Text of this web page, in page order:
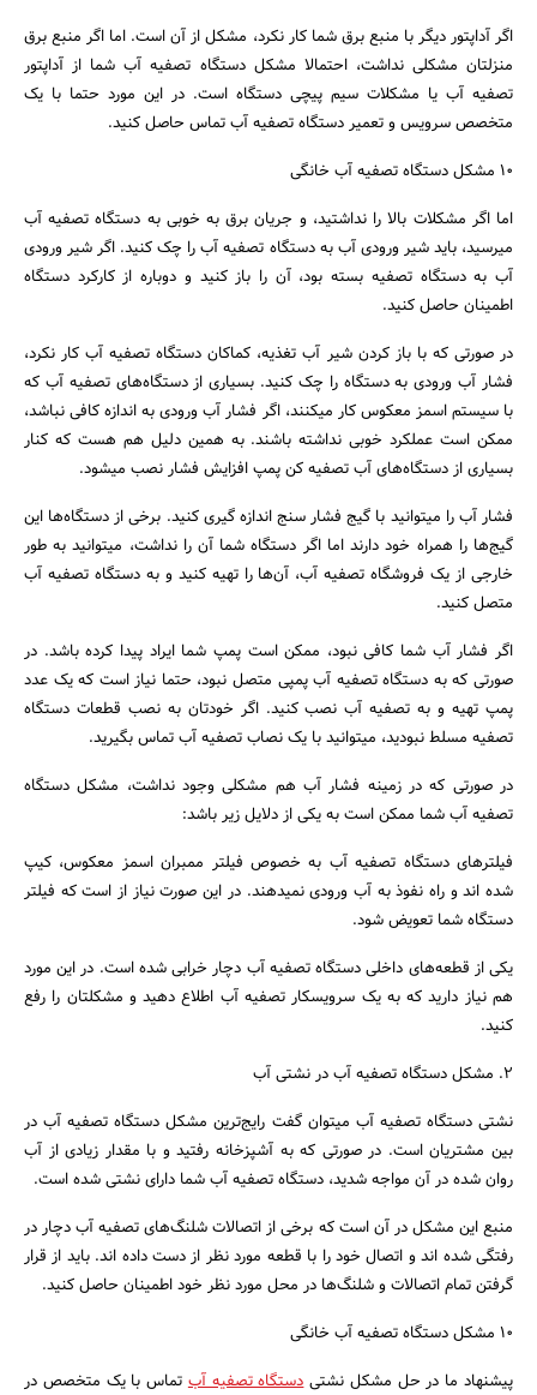
اگر آداپتور دیگر با منبع برق شما کار نکرد، مشکل از آن است. اما اگر منبع برق
منزلتان مشکلی نداشت، احتمالا مشکل دستگاه تصفیه آب شما از آداپتور
تصفیه آب یا مشکلات سیم پیچی دستگاه است. در این مورد حتما با یک
متخصص سرویس و تعمیر دستگاه تصفیه آب تماس حاصل کنید.
10 مشکل دستگاه تصفیه آب خانگی
اما اگر مشکلات بالا را نداشتید، و جریان برق به خوبی به دستگاه تصفیه آب
میرسید، باید شیر ورودی آب به دستگاه تصفیه آب را چک کنید. اگر شیر ورودی
آب به دستگاه تصفیه بسته بود، آن را باز کنید و دوباره از کارکرد دستگاه
اطمینان حاصل کنید.
در صورتی که با باز کردن شیر آب تغذیه، کماکان دستگاه تصفیه آب کار نکرد،
فشار آب ورودی به دستگاه را چک کنید. بسیاری از دستگاه‌های تصفیه آب که
با سیستم اسمز معکوس کار میکنند، اگر فشار آب ورودی به اندازه کافی نباشد،
ممکن است عملکرد خوبی نداشته باشند. به همین دلیل هم هست که کنار
بسیاری از دستگاه‌های آب تصفیه کن پمپ افزایش فشار نصب میشود.
فشار آب را میتوانید با گیج فشار سنج اندازه گیری کنید. برخی از دستگاه‌ها این
گیج‌ها را همراه خود دارند اما اگر دستگاه شما آن را نداشت، میتوانید به طور
خارجی از یک فروشگاه تصفیه آب، آن‌ها را تهیه کنید و به دستگاه تصفیه آب
متصل کنید.
اگر فشار آب شما کافی نبود، ممکن است پمپ شما ایراد پیدا کرده باشد. در
صورتی که به دستگاه تصفیه آب پمپی متصل نبود، حتما نیاز است که یک عدد
پمپ تهیه و به تصفیه آب نصب کنید. اگر خودتان به نصب قطعات دستگاه
تصفیه مسلط نبودید، میتوانید با یک نصاب تصفیه آب تماس بگیرید.
در صورتی که در زمینه فشار آب هم مشکلی وجود نداشت، مشکل دستگاه
تصفیه آب شما ممکن است به یکی از دلایل زیر باشد:
فیلتر‌های دستگاه تصفیه آب به خصوص فیلتر ممبران اسمز معکوس، کیپ
شده اند و راه نفوذ به آب ورودی نمیدهند. در این صورت نیاز از است که فیلتر
دستگاه شما تعویض شود.
یکی از قطعه‌های داخلی دستگاه تصفیه آب دچار خرابی شده است. در این مورد
هم نیاز دارید که به یک سرویسکار تصفیه آب اطلاع دهید و مشکلتان را رفع
کنید.
2. مشکل دستگاه تصفیه آب در نشتی آب
نشتی دستگاه تصفیه آب میتوان گفت رایج‌ترین مشکل دستگاه تصفیه آب در
بین مشتریان است. در صورتی که به آشپزخانه رفتید و با مقدار زیادی از آب
روان شده در آن مواجه شدید، دستگاه تصفیه آب شما دارای نشتی شده است.
منبع این مشکل در آن است که برخی از اتصالات شلنگ‌های تصفیه آب دچار در
رفتگی شده اند و اتصال خود را با قطعه مورد نظر از دست داده اند. باید از قرار
گرفتن تمام اتصالات و شلنگ‌ها در محل مورد نظر خود اطمینان حاصل کنید.
10 مشکل دستگاه تصفیه آب خانگی
پیشنهاد ما در حل مشکل نشتیدستگاه تصفیه آبتماس با یک متخصص در